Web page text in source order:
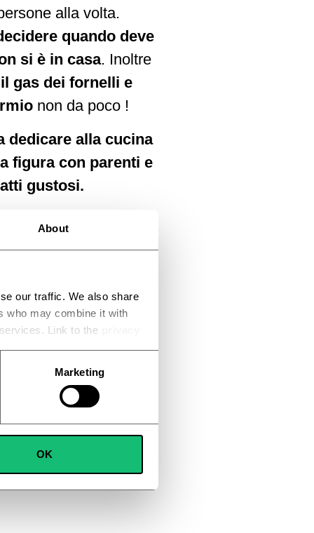
About
our traffic. We also share
who may combine it with
Link to the
Marketing
OK
alla volta.
quando deve
si è in casa. Inoltre
gas dei fornelli e
non da poco !
dedicare alla cucina
figura con parenti e
gustosi.